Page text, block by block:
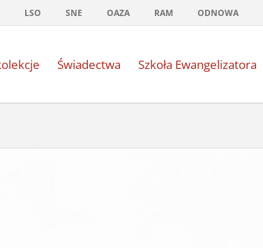
LSO SNE OAZA RAM ODNOWA
Świadectwa Szkoła Ewangelizatora